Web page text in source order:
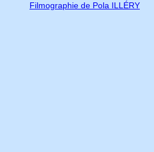
Filmographie de Pola ILLÉRY